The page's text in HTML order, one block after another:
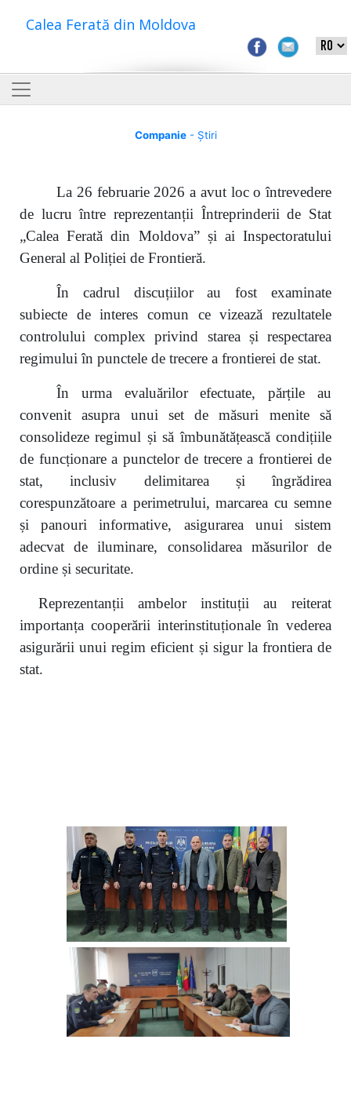
Calea Ferată din Moldova
Companie- Știri
La 26 februarie 2026 a avut loc o întrevedere
de lucru între reprezentanții Întreprinderii de Stat
„Calea Ferată din Moldova” și ai Inspectoratului
General al Poliției de Frontieră.
În cadrul discuțiilor au fost examinate
subiecte de interes comun ce vizează rezultatele
controlului complex privind starea și respectarea
regimului în punctele de trecere a frontierei de stat.
În urma evaluărilor efectuate, părțile au
convenit asupra unui set de măsuri menite să
consolideze regimul și să îmbunătățească condițiile
de funcționare a punctelor de trecere a frontierei de
stat, inclusiv delimitarea și îngrădirea
corespunzătoare a perimetrului, marcarea cu semne
și panouri informative, asigurarea unui sistem
adecvat de iluminare, consolidarea măsurilor de
ordine și securitate.
Reprezentanții ambelor instituții au reiterat
importanța cooperării interinstituționale în vederea
asigurării unui regim eficient și sigur la frontiera de
stat.